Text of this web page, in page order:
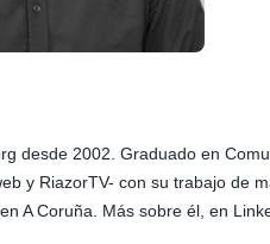
desde 2002. Graduado en
y RiazorTV- con su trabajo de
A Coruña. Más sobre él, en